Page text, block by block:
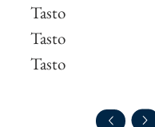
Tasto
Tasto
Tasto